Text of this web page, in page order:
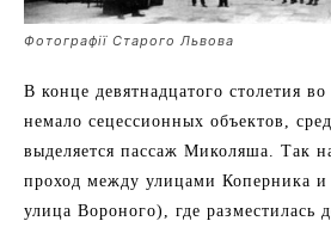
Фотографії Старого Львова
В конце девятнадцатого столетия
немало сецессионных объектов,
выделяется пассаж Миколяша. Так
проход между улицами Коперника и
улица Вороного), где разместилась